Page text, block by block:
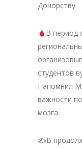
Донорству.
В период
студентов
Напомнил
важности
мозга.
✍️В